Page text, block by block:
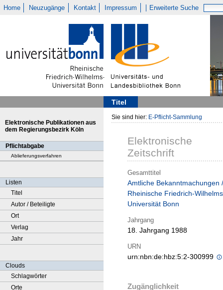
Home Neuzugänge Kontakt Impressum Erweiterte Suche
Titel
Elektronische Publikationen aus
dem Regierungsbezirk Köln
Pflichtabgabe
Ablieferungsverfahren
Listen
Titel
Autor / Beteiligte
Ort
Verlag
Jahr
Clouds
Schlagwörter
Orte
Sie sind hier: E-Pflicht-Sammlung
Elektronische
Zeitschrift
Gesamttitel
Amtliche Bekanntmachungen /
Rheinische Friedrich-
Universität Bonn
Jahrgang
18. Jahrgang 1988
URN
urn:nbn:de:hbz:5:2-300999
Zugänglichkeit